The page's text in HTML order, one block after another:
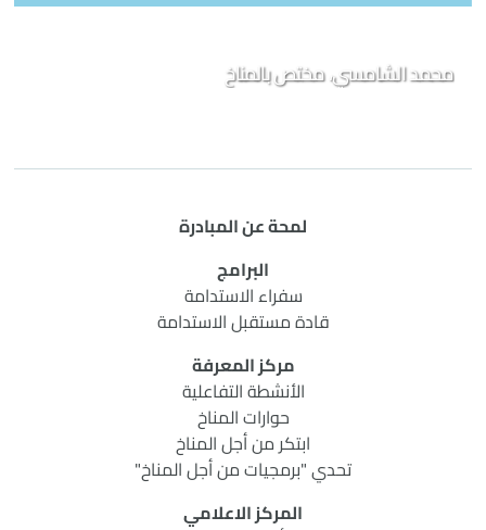
محمد الشامسي، مختص بالمناخ
لمحة عن المبادرة
البرامج
سفراء الاستدامة
قادة مستقبل الاستدامة
مركز المعرفة
الأنشطة التفاعلية
حوارات المناخ
ابتكر من أجل المناخ
تحدي "برمجيات من أجل المناخ"
المركز الاعلامي